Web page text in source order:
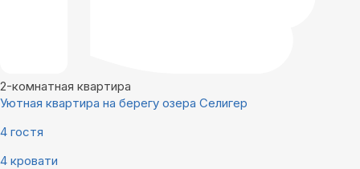
2-комнатная квартира
Уютная квартира на берегу озера Селигер
4 гостя
4 кровати